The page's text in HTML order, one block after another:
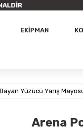
EKİPMAN
Yüzücü Yarış
Arena